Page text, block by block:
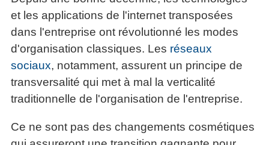
et les applications de l'internet transposées
dans l'entreprise ont révolutionné les modes
d'organisation classiques. Les réseaux
sociaux, notamment, assurent un principe de
transversalité qui met à mal la verticalité
traditionnelle de l'organisation de l'entreprise.
Ce ne sont pas des changements cosmétiques